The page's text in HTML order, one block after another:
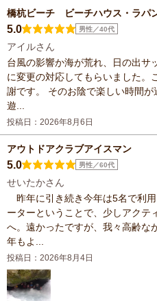
橋杭ビーチ ビーチハウス・ラパ
5.0 男性／40代
アイルさん
台風の影響か海が荒れ、日の出サ
に変更の対応してもらいました。
謝です。 そのお陰で楽しい時間
遊...
投稿日：2026年8月6日
アウトドアクラブアイスマン
5.0 男性／60代
せいたかさん
昨年に引き続き今年は5名で利
ーターということで、少しアクテ
へ。遠かったですが、我々高齢な
年もよ...
投稿日：2026年8月4日